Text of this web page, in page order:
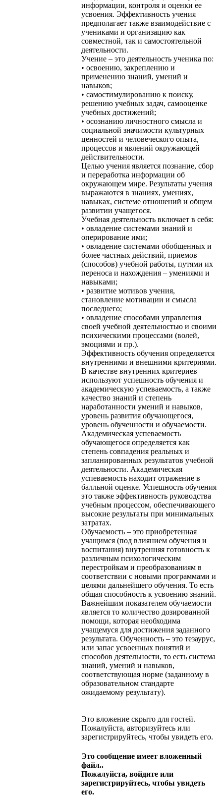
информации, контроля и оценки ее
усвоения. Эффективность учения
предполагает также взаимодействие с
учениками и организацию как
совместной, так и самостоятельной
деятельности.
Учение – это деятельность ученика по:
• освоению, закреплению и
применению знаний, умений и
навыков;
• самостимулированию к поиску,
решению учебных задач, самооценке
учебных достижений;
• осознанию личностного смысла и
социальной значимости культурных
ценностей и человеческого опыта,
процессов и явлений окружающей
действительности.
Целью учения является познание, сбор
и переработка информации об
окружающем мире. Результаты учения
выражаются в знаниях, умениях,
навыках, системе отношений и общем
развитии учащегося.
Учебная деятельность включает в себя:
• овладение системами знаний и
оперирование ими;
• овладение системами обобщенных и
более частных действий, приемов
(способов) учебной работы, путями их
переноса и нахождения – умениями и
навыками;
• развитие мотивов учения,
становление мотивации и смысла
последнего;
• овладение способами управления
своей учебной деятельностью и своими
психическими процессами (волей,
эмоциями и пр.).
Эффективность обучения определяется
внутренними и внешними критериями.
В качестве внутренних критериев
используют успешность обучения и
академическую успеваемость, а также
качество знаний и степень
наработанности умений и навыков,
уровень развития обучающегося,
уровень обученности и обучаемости.
Академическая успеваемость
обучающегося определяется как
степень совпадения реальных и
запланированных результатов учебной
деятельности. Академическая
успеваемость находит отражение в
балльной оценке. Успешность обучения
это также эффективность руководства
учебным процессом, обеспечивающего
высокие результаты при минимальных
затратах.
Обучаемость – это приобретенная
учащимся (под влиянием обучения и
воспитания) внутренняя готовность к
различным психологическим
перестройкам и преобразованиям в
соответствии с новыми программами и
целями дальнейшего обучения. То есть
общая способность к усвоению знаний.
Важнейшим показателем обучаемости
является то количество дозированной
помощи, которая необходима
учащемуся для достижения заданного
результата. Обученность – это тезаурус,
или запас усвоенных понятий и
способов деятельности, то есть система
знаний, умений и навыков,
соответствующая норме (заданному в
образовательном стандарте
ожидаемому результату).
Это вложение скрыто для гостей.
Пожалуйста, авторизуйтесь или
зарегистрируйтесь, чтобы увидеть его.
Это сообщение имеет вложенный
файл..
Пожалуйста, войдите или
зарегистрируйтесь, чтобы увидеть
его.